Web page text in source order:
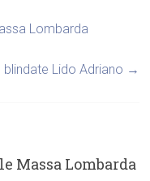
Lombarda
Lido Adriano →
Massa Lombarda